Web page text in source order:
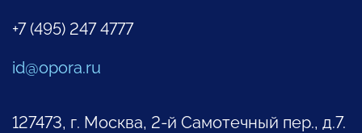
+7 (495) 247 4777
id@opora.ru
127473, г. Москва, 2-й Самотечный пер., д.7.